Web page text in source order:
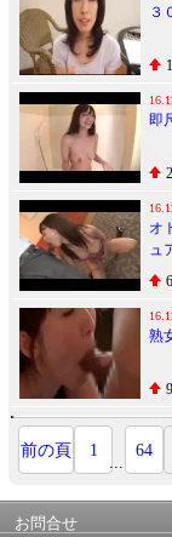
３
即
2
オ
ュ
の
6
熟
9
前の頁 1
...
64
お問合せ